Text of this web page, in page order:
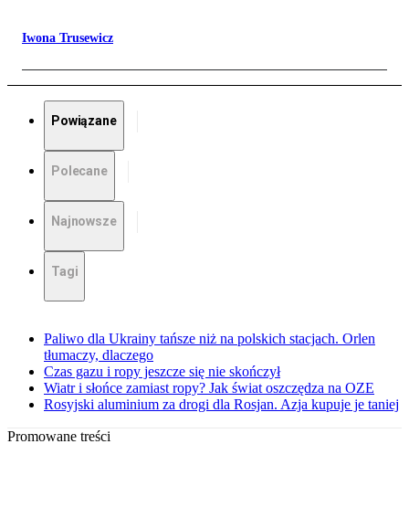
Iwona Trusewicz
Powiązane
Polecane
Najnowsze
Tagi
Paliwo dla Ukrainy tańsze niż na polskich stacjach. Orlen
tłumaczy, dlaczego
Czas gazu i ropy jeszcze się nie skończył
Wiatr i słońce zamiast ropy? Jak świat oszczędza na OZE
Rosyjski aluminium za drogi dla Rosjan. Azja kupuje je taniej
Promowane treści